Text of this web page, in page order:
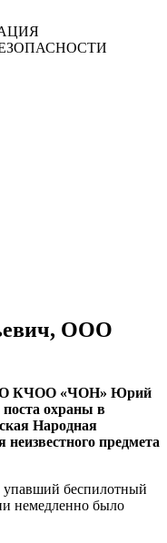
ООО
КЧОО «ЧОН» Юрий
охраны в
Народная
предмета
упавший беспилотный
немедленно было